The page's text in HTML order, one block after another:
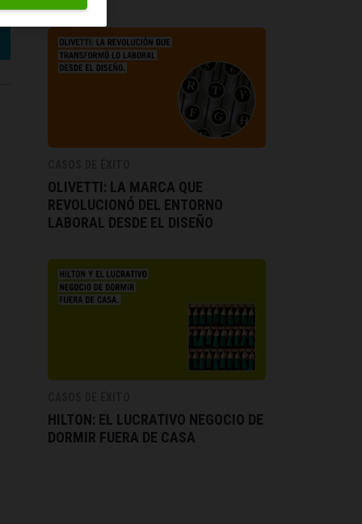
OLIVETTI: LA MARCA QUE
REVOLUCIONÓ DEL ENTORNO
LABORAL DESDE EL DISEÑO
HILTON: EL LUCRATIVO NEGOCIO DE
DORMIR FUERA DE CASA